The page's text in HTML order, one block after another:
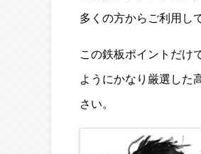
多くの方からご利用し
この鉄板ポイントだけ
ようにかなり厳選した
さい。